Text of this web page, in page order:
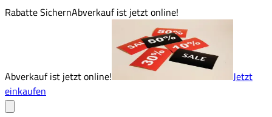
Rabatte SichernAbverkauf ist jetzt online!
Abverkauf ist jetzt online!
Jetzt
einkaufen